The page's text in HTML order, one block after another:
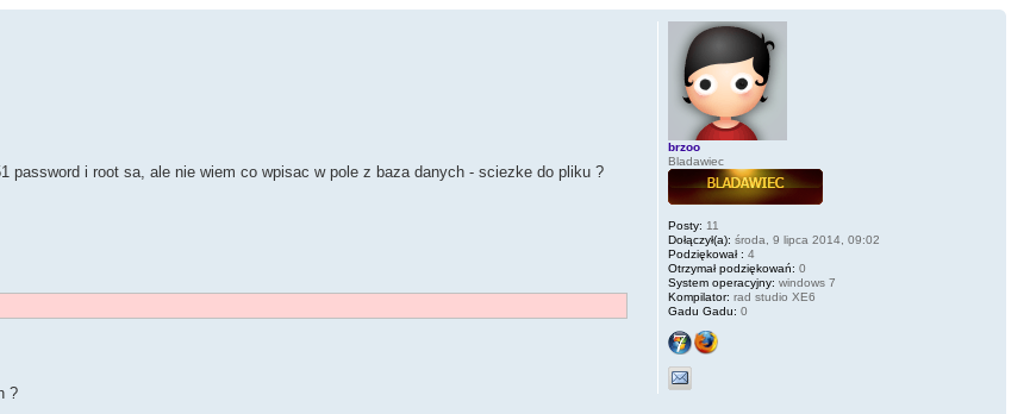
password i root sa, ale nie wiem co wpisac w pole z baza danych - sciezke do pliku ?
?
brzoo
Bladawiec
Posty: 11
Dołączył(a): środa, 9 lipca 2014, 09:02
Podziękował : 4
Otrzymał podziękowań: 0
System operacyjny: windows 7
Kompilator: rad studio XE6
Gadu Gadu: 0